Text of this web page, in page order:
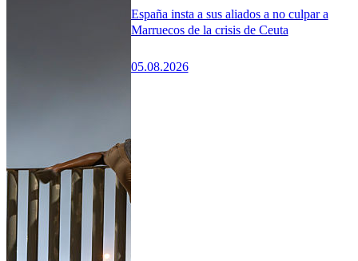
España insta a sus aliados a no culpar a
Marruecos de la crisis de Ceuta
05.08.2026